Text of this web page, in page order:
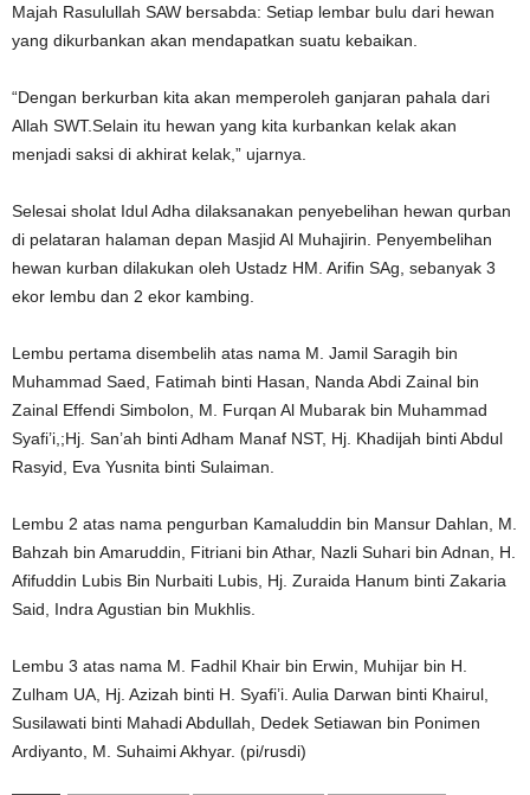
Majah Rasulullah SAW bersabda: Setiap lembar bulu dari hewan
yang dikurbankan akan mendapatkan suatu kebaikan.
“Dengan berkurban kita akan memperoleh ganjaran pahala dari
Allah SWT.Selain itu hewan yang kita kurbankan kelak akan
menjadi saksi di akhirat kelak,” ujarnya.
Selesai sholat Idul Adha dilaksanakan penyebelihan hewan qurban
di pelataran halaman depan Masjid Al Muhajirin. Penyembelihan
hewan kurban dilakukan oleh Ustadz HM. Arifin SAg, sebanyak 3
ekor lembu dan 2 ekor kambing.
Lembu pertama disembelih atas nama M. Jamil Saragih bin
Muhammad Saed, Fatimah binti Hasan, Nanda Abdi Zainal bin
Zainal Effendi Simbolon, M. Furqan Al Mubarak bin Muhammad
Syafi’i,;Hj. San’ah binti Adham Manaf NST, Hj. Khadijah binti Abdul
Rasyid, Eva Yusnita binti Sulaiman.
Lembu 2 atas nama pengurban Kamaluddin bin Mansur Dahlan, M.
Bahzah bin Amaruddin, Fitriani bin Athar, Nazli Suhari bin Adnan, H.
Afifuddin Lubis Bin Nurbaiti Lubis, Hj. Zuraida Hanum binti Zakaria
Said, Indra Agustian bin Mukhlis.
Lembu 3 atas nama M. Fadhil Khair bin Erwin, Muhijar bin H.
Zulham UA, Hj. Azizah binti H. Syafi’i. Aulia Darwan binti Khairul,
Susilawati binti Mahadi Abdullah, Dedek Setiawan bin Ponimen
Ardiyanto, M. Suhaimi Akhyar. (pi/rusdi)